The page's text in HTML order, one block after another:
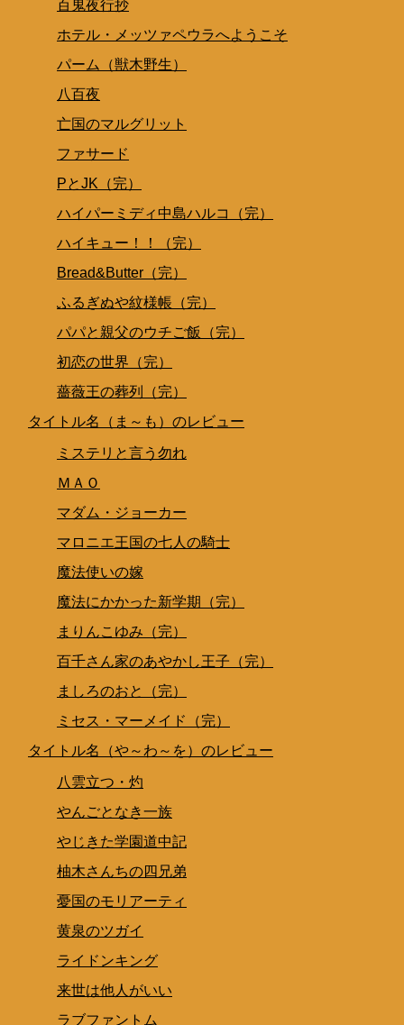
百鬼夜行抄
ホテル・メッツァペウラへようこそ
パーム（獣木野生）
八百夜
亡国のマルグリット
ファサード
PとJK（完）
ハイパーミディ中島ハルコ（完）
ハイキュー！！（完）
Bread&Butter（完）
ふるぎぬや紋様帳（完）
パパと親父のウチご飯（完）
初恋の世界（完）
薔薇王の葬列（完）
タイトル名（ま～も）のレビュー
ミステリと言う勿れ
ＭＡＯ
マダム・ジョーカー
マロニエ王国の七人の騎士
魔法使いの嫁
魔法にかかった新学期（完）
まりんこゆみ（完）
百千さん家のあやかし王子（完）
ましろのおと（完）
ミセス・マーメイド（完）
タイトル名（や～わ～を）のレビュー
八雲立つ・灼
やんごとなき一族
やじきた学園道中記
柚木さんちの四兄弟
憂国のモリアーティ
黄泉のツガイ
ライドンキング
来世は他人がいい
ラブファントム